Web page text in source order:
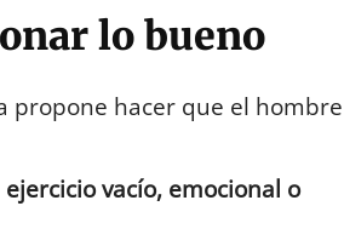
lo bueno
propone hacer que el hombre
vacío, emocional o